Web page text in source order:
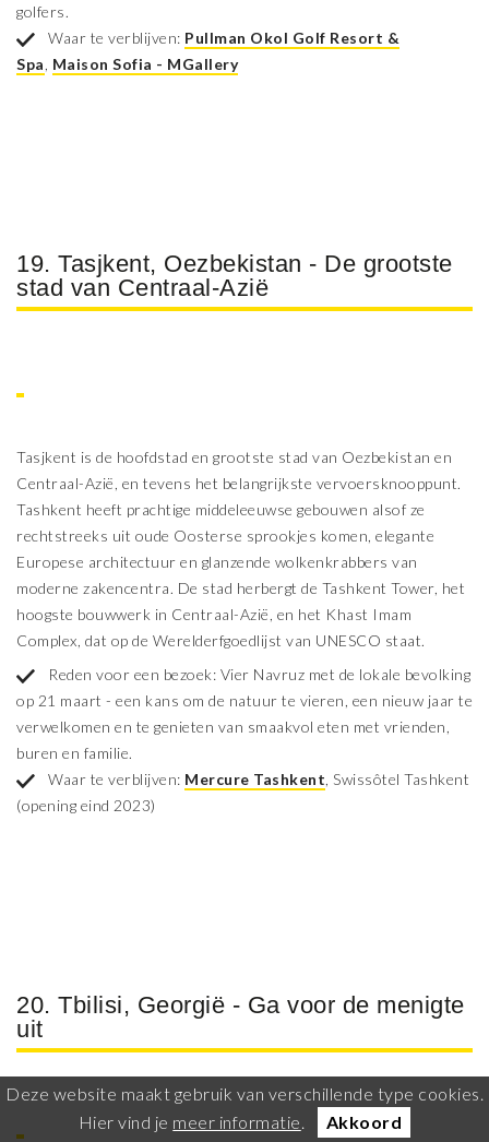
golfers.
Waar te verblijven: Pullman Okol Golf Resort &
Spa Maison Sofia - MGallery
19. Tasjkent, Oezbekistan - De grootste
stad van Centraal-Azië
Tasjkent is de hoofdstad en grootste stad van Oezbekistan en
Centraal-Azië, en tevens het belangrijkste vervoersknooppunt.
Tashkent heeft prachtige middeleeuwse gebouwen alsof ze
rechtstreeks uit oude Oosterse sprookjes komen, elegante
Europese architectuur en glanzende wolkenkrabbers van
moderne zakencentra. De stad herbergt de Tashkent Tower, het
hoogste bouwwerk in Centraal-Azië, en het Khast Imam
Complex, dat op de Werelderfgoedlijst van UNESCO staat.
Reden voor een bezoek: Vier Navruz met de lokale bevolking
op 21 maart - een kans om de natuur te vieren, een nieuw jaar te
verwelkomen en te genieten van smaakvol eten met vrienden,
buren en familie.
Waar te verblijven: Mercure Tashkent , Swissôtel Tashkent
(opening eind 2023)
20. Tbilisi, Georgië - Ga voor de menigte
uit
Deze website maakt gebruik van verschillende type cookies.
Hier vind je meer informatie. Akkoord